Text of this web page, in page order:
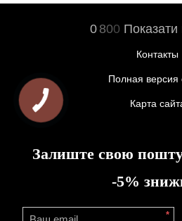
0 800
Контакты
Полная версия
Карта
Залиште свою
-5%
*